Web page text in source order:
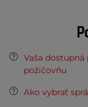
Vaša
požičovňu
Ako vybrať